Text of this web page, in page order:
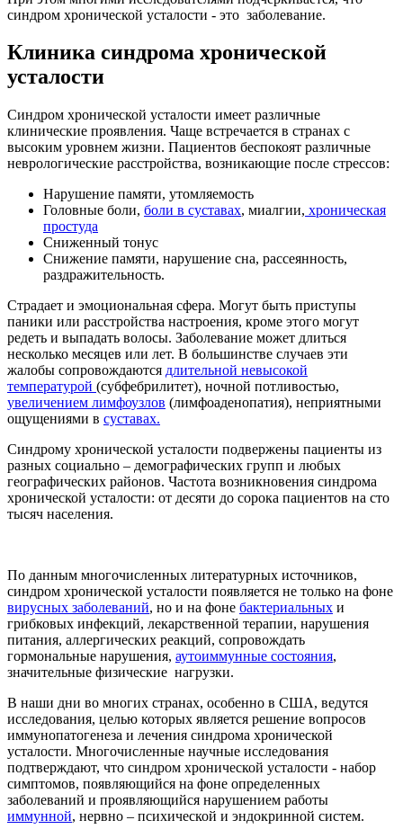
синдром хронической усталости - это заболевание.
Клиника синдрома хронической
усталости
Синдром хронической усталости имеет различные
клинические проявления. Чаще встречается в странах с
высоким уровнем жизни. Пациентов беспокоят различные
неврологические расстройства, возникающие после стрессов:
Нарушение памяти, утомляемость
Головные боли, боли в суставах, миалгии, хроническая
простуда
Сниженный тонус
Снижение памяти, нарушение сна, рассеянность,
раздражительность.
Страдает и эмоциональная сфера. Могут быть приступы
паники или расстройства настроения, кроме этого могут
редеть и выпадать волосы. Заболевание может длиться
несколько месяцев или лет. В большинстве случаев эти
жалобы сопровождаются длительной невысокой
температурой (субфебрилитет), ночной потливостью,
увеличением лимфоузлов (лимфоаденопатия), неприятными
ощущениями в суставах.
Синдрому хронической усталости подвержены пациенты из
разных социально – демографических групп и любых
географических районов. Частота возникновения синдрома
хронической усталости: от десяти до сорока пациентов на сто
тысяч населения.
По данным многочисленных литературных источников,
синдром хронической усталости появляется не только на фоне
вирусных заболеваний, но и на фоне бактериальных и
грибковых инфекций, лекарственной терапии, нарушения
питания, аллергических реакций, сопровождать
гормональные нарушения, аутоиммунные состояния,
значительные физические нагрузки.
В наши дни во многих странах, особенно в США, ведутся
исследования, целью которых является решение вопросов
иммунопатогенеза и лечения синдрома хронической
усталости. Многочисленные научные исследования
подтверждают, что синдром хронической усталости - набор
симптомов, появляющийся на фоне определенных
заболеваний и проявляющийся нарушением работы
иммунной, нервно – психической и эндокринной систем.